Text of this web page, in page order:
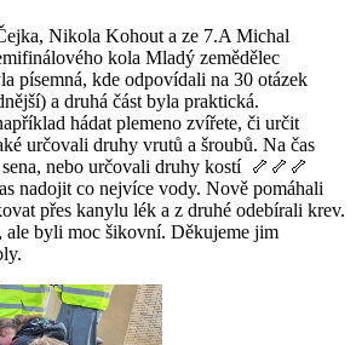
Nikola Kohout a ze 7.A Michal
kola Mladý zemědělec
písemná, kde odpovídali na 30 otázek
a druhá část byla praktická.
hádat plemeno zvířete, či určit
určovali druhy vrutů a šroubů. Na čas
nebo určovali druhy kostí 🦴🦴🦴
nadojit co nejvíce vody. Nově pomáhali
přes kanylu lék a z druhé odebírali krev.
ale byli moc šikovní. Děkujeme jim